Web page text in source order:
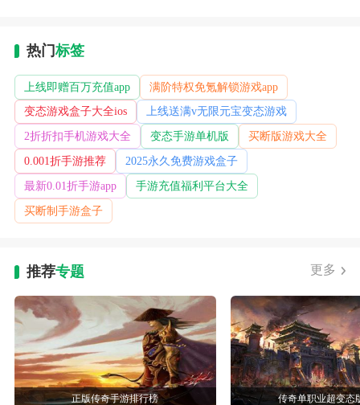
热门标签
上线即赠百万充值app
满阶特权免氪解锁游戏app
变态游戏盒子大全ios
上线送满v无限元宝变态游戏
2折折扣手机游戏大全
变态手游单机版
买断版游戏大全
0.001折手游推荐
2025永久免费游戏盒子
最新0.01折手游app
手游充值福利平台大全
买断制手游盒子
推荐专题 更多
正版传奇手游排行榜 传奇单职业超变态